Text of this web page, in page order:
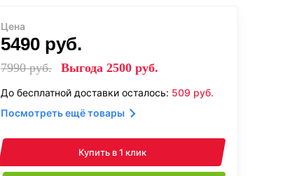
Цена
5490 руб.
7990руб. Выгода 2500 руб.
До бесплатной доставки осталось: 509 руб.
Посмотреть ещё товары
Купить в 1 клик